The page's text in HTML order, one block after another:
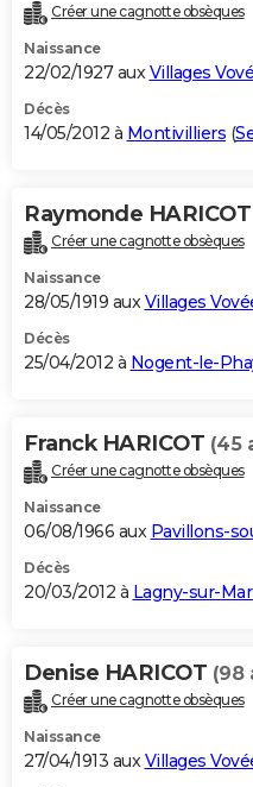
Créer une cagnotte obsèques
Naissance
22/02/1927 auxVillages
Décès
14/05/2012 à Montivilliers (
Raymonde HARICOT
Créer une cagnotte obsèques
Naissance
28/05/1919 auxVillages
Décès
25/04/2012 à Nogent-le-
Franck HARICOT (45
Créer une cagnotte obsèques
Naissance
06/08/1966 aux Pavillons-
Décès
20/03/2012 à Lagny-sur-
Denise HARICOT (98
Créer une cagnotte obsèques
Naissance
27/04/1913 auxVillages